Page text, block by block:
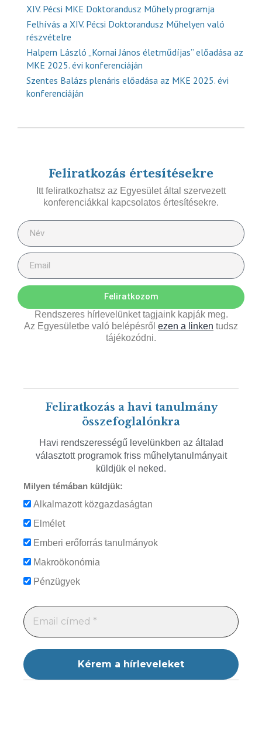
XIV. Pécsi MKE Doktorandusz Műhely programja
Felhívás a XIV. Pécsi Doktorandusz Műhelyen való
részvételre
Halpern László „Kornai János életműdíjas” előadása az
MKE 2025. évi konferenciáján
Szentes Balázs plenáris előadása az MKE 2025. évi
konferenciáján
Feliratkozás értesítésekre
Itt feliratkozhatsz az Egyesület által szervezett
konferenciákkal kapcsolatos értesítésekre.
Feliratkozom
Rendszeres hírlevelünket tagjaink kapják meg.
Az Egyesületbe való belépésről ezen a linken tudsz
tájékozódni.
Feliratkozás a havi tanulmány
összefoglalónkra
Havi rendszerességű levelünkben az általad
választott programok friss műhelytanulmányait
küldjük el neked.
Milyen témában küldjük:
Alkalmazott közgazdaságtan
Elmélet
Emberi erőforrás tanulmányok
Makroökonómia
Pénzügyek